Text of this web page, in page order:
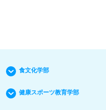
食文化学部
健康スポーツ教育学部